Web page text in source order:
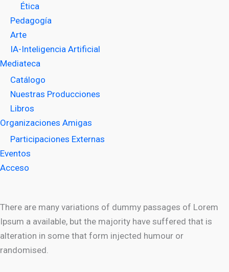
Ética
Pedagogía
Arte
IA-Inteligencia Artificial
Mediateca
Catálogo
Nuestras Producciones
Libros
Organizaciones Amigas
Participaciones Externas
Eventos
Acceso
There are many variations of dummy passages of Lorem
Ipsum a available, but the majority have suffered that is
alteration in some that form injected humour or
randomised.